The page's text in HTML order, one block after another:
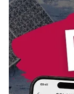
5